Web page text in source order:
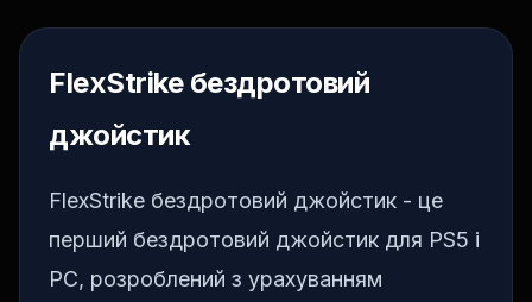
FlexStrike бездротовий
джойстик
FlexStrike бездротовий джойстик - це
перший бездротовий джойстик для PS5 і
PC, розроблений з урахуванням